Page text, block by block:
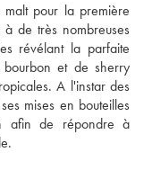
pour la première
de très nombreuses
révélant la parfaite
bourbon et de sherry
A l'instar des
mises en bouteilles
afin de répondre à